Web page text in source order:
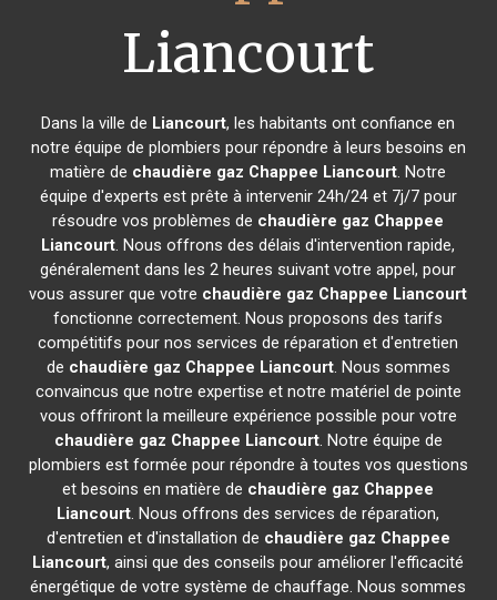
Liancourt
Dans la ville de Liancourt, les habitants ont confiance en
notre équipe de plombiers pour répondre à leurs besoins en
matière de chaudière gaz Chappee Liancourt. Notre
équipe d'experts est prête à intervenir 24h/24 et 7j/7 pour
résoudre vos problèmes de chaudière gaz Chappee
Liancourt. Nous offrons des délais d'intervention rapide,
généralement dans les 2 heures suivant votre appel, pour
vous assurer que votre chaudière gaz Chappee Liancourt
fonctionne correctement. Nous proposons des tarifs
compétitifs pour nos services de réparation et d'entretien
de chaudière gaz Chappee Liancourt. Nous sommes
convaincus que notre expertise et notre matériel de pointe
vous offriront la meilleure expérience possible pour votre
chaudière gaz Chappee Liancourt. Notre équipe de
plombiers est formée pour répondre à toutes vos questions
et besoins en matière de chaudière gaz Chappee
Liancourt. Nous offrons des services de réparation,
d'entretien et d'installation de chaudière gaz Chappee
Liancourt, ainsi que des conseils pour améliorer l'efficacité
énergétique de votre système de chauffage. Nous sommes